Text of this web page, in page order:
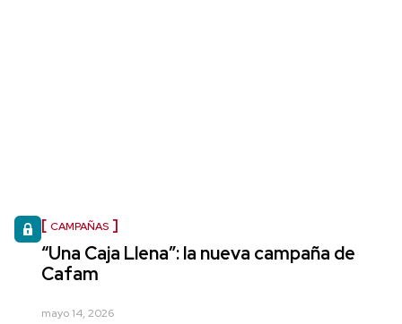
CAMPAÑAS
“Una Caja Llena”: la nueva campaña de
Cafam
mayo 14, 2026